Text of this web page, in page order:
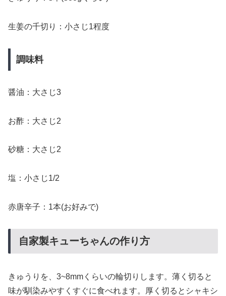
生姜の千切り：小さじ1程度
調味料
醤油：大さじ3
お酢：大さじ2
砂糖：大さじ2
塩：小さじ1/2
赤唐辛子：1本(お好みで)
自家製キューちゃんの作り方
きゅうりを、3~8mmくらいの輪切りします。薄く切ると
味が馴染みやすくすぐに食べれます。厚く切るとシャキシ